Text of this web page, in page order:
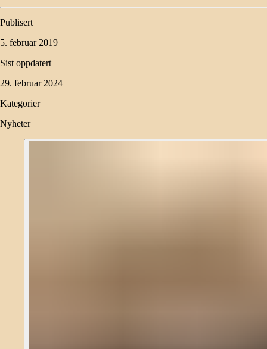
Publisert
5. februar 2019
Sist oppdatert
29. februar 2024
Kategorier
Nyheter